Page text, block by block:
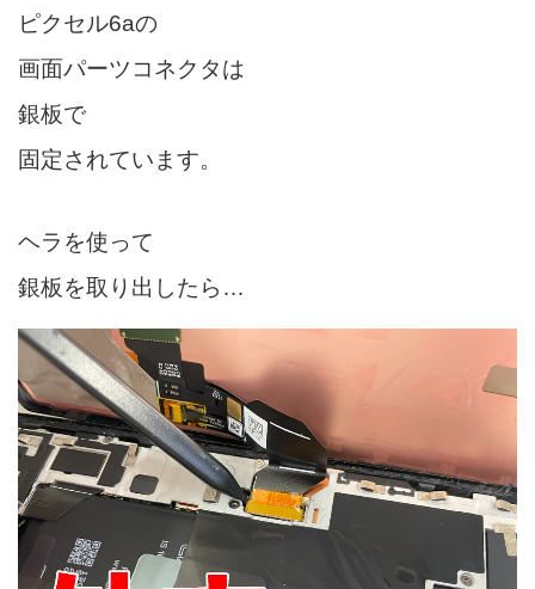
ピクセル6aの
画面パーツコネクタは
銀板で
固定されています。
ヘラを使って
銀板を取り出したら…